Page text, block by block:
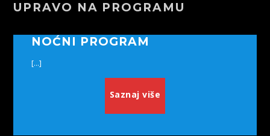
UPRAVO NA PROGRAMU
NOĆNI PROGRAM
[...]
Saznaj više